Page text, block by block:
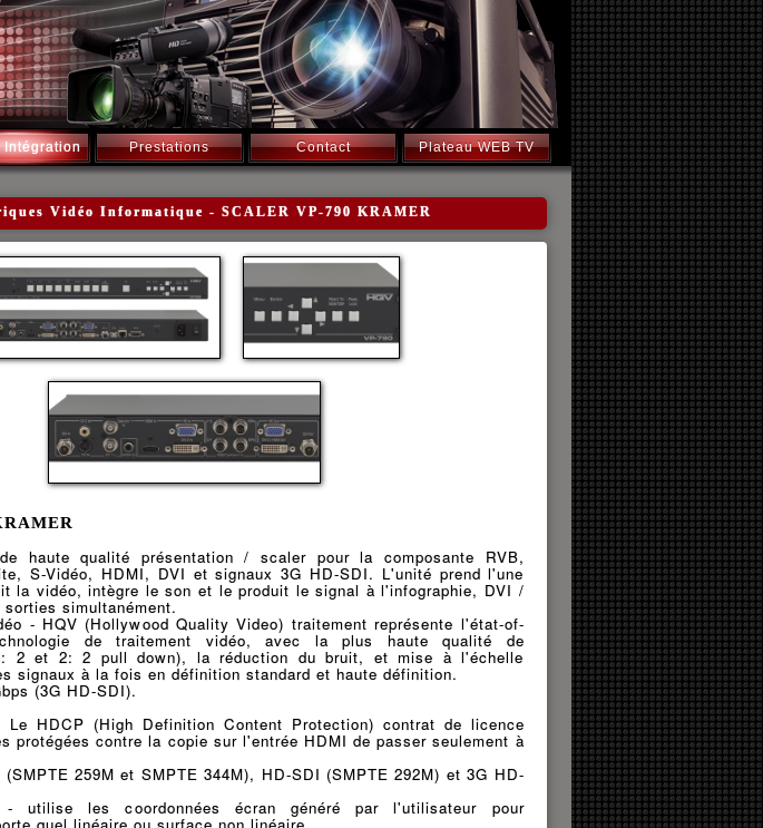
Intégration Prestations Contact Plateau WEB TV
Vidéo Informatique - SCALER VP-790 KRAMER
haute qualité présentation / scaler pour la composante RVB,
S-Vidéo, HDMI, DVI et signaux 3G HD-SDI. L'unité prend l'une
la vidéo, intègre le son et le produit le signal à l'infographie, DVI /
simultanément.
- HQV (Hollywood Quality Video) traitement représente l'état-of-
de traitement vidéo, avec la plus haute qualité de
2 et 2: 2 pull down), la réduction du bruit, et mise à l'échelle
signaux à la fois en définition standard et haute définition.
(3G HD-SDI).
Le HDCP (High Definition Content Protection) contrat de licence
protégées contre la copie sur l'entrée HDMI de passer seulement à
259M et SMPTE 344M), HD-SDI (SMPTE 292M) et 3G HD-
- utilise les coordonnées écran généré par l'utilisateur pour